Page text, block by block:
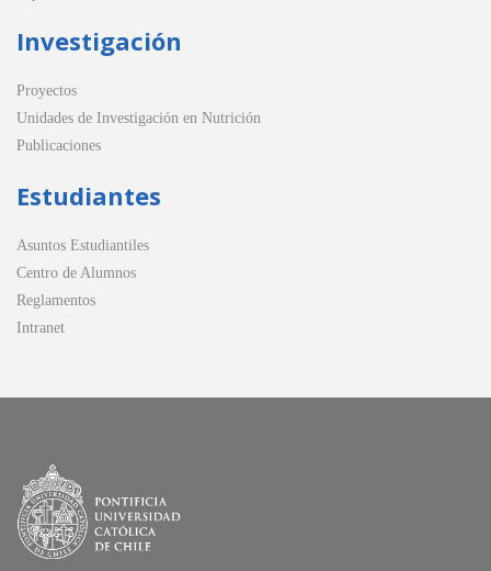
Investigación
Proyectos
Unidades de Investigación en Nutrición
Publicaciones
Estudiantes
Asuntos Estudiantiles
Centro de Alumnos
Reglamentos
Intranet